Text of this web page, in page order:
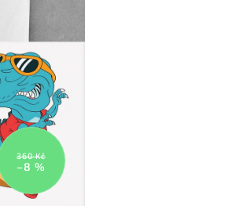
360 Kč
–8 %